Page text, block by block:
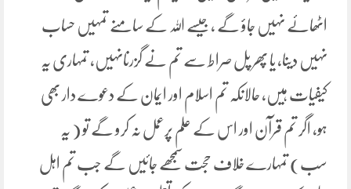
اٹھائے نہیں جاؤ گے ، جیسے اللہ کے سامنے تمہیں حساب
نہیں دینا، یا پھر پل صراط سے تم نے گزرنانہیں، تمہاری یہ
کیفیات ہیں، حالانکہ تم اسلام اور ایمان کے دعوے دار بھی
ہو، اگر تم قرآن اور اس کے علم پرعمل نہ کرو گے تو ( یہ
سب) تمہارے خلاف حجت سمجھے جائیں گے جب تم اہل